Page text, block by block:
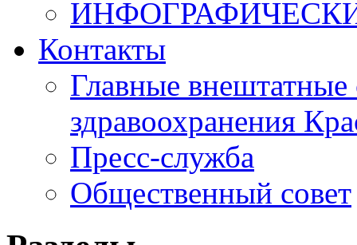
Контакты
Главные внештатные
здравоохранения
Пресс-служба
Общественный совет